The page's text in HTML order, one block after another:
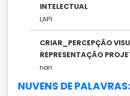
INTELECTUAL
LAPI
CRIAR_PERCEPÇÃO
REPRESENTAÇÃO
nan
NUVENS DE PALAVRAS: